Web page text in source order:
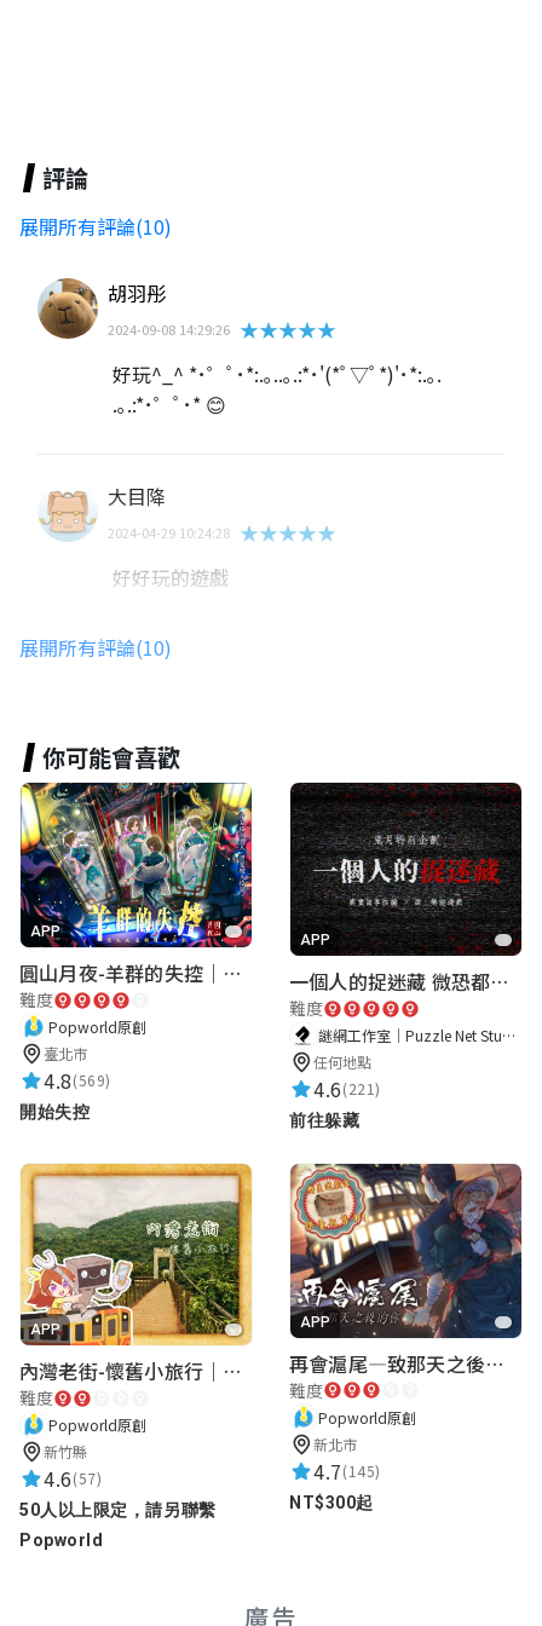
評論
展開所有評論(10)
胡羽彤
2024-09-08 14:29:26 ★★★★★
好玩^_^ *･゜ﾟ･*:.｡..｡.:*･'(*ﾟ▽ﾟ*)'･*:.｡.
.｡.:*･゜ﾟ･* 😊
大目降
2024-04-29 10:24:28 ★★★★★
好好玩的遊戲
畇棋 黃
很有趣的小遊戲，讚👍
miayehjung
2025-10-16 17:15:33 ★★★★★
大目降沒有開門啊！我們冤枉啊
mu mu
★★★★★
★★★★★
L
2024-04-25 19:45:28 ★★★★★
石鈞文
★★★★★
★★★★★
展開所有評論(10)
你可能會喜歡
APP
圓山月夜-羊群的失控｜圓山飯店 ARG實境解謎遊戲
難度
Popworld原創
臺北市
4.8(569)
開始失控
APP
一個人的捉迷藏 微恐都市傳說
難度
謎網工作室｜Puzzle Net Studio
任何地點
4.6(221)
前往躲藏
APP
內灣老街-懷舊小旅行｜新竹老街城市解謎
難度
Popworld原創
新竹縣
4.6(57)
50人以上限定，請另聯繫
Popworld
APP
再會滬尾—致那天之後的你｜淡水老街實境遊戲｜實體遊戲盒
難度
Popworld原創
新北市
4.7(145)
NT$300起
廣告